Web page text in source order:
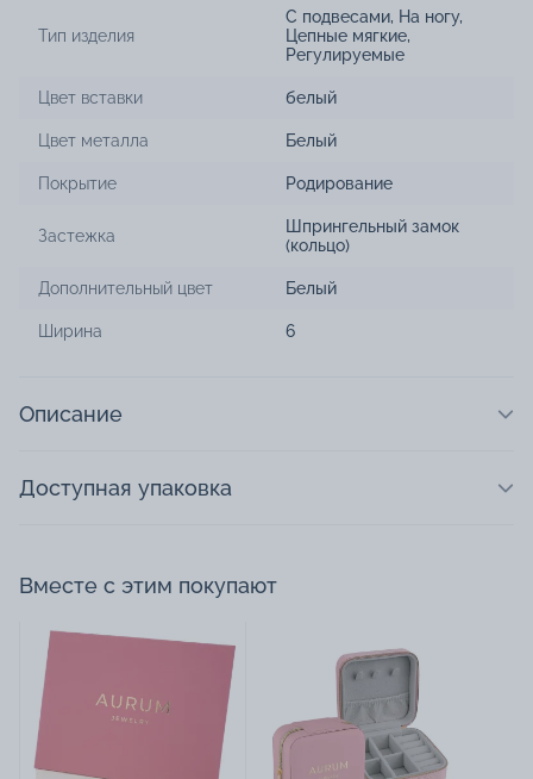
Тип изделия
С подвесами, На ногу,
Цепные мягкие,
Регулируемые
Цвет вставки белый
Цвет металла Белый
Покрытие Родирование
Застежка
Шпрингельный замок
(кольцо)
Дополнительный цвет Белый
Ширина 6
Описание
Доступная упаковка
Вместе с этим покупают